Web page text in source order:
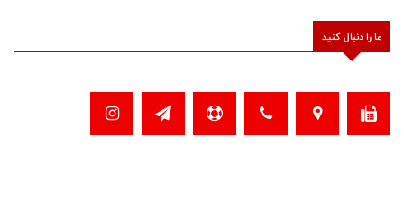
ما را دنبال کنید